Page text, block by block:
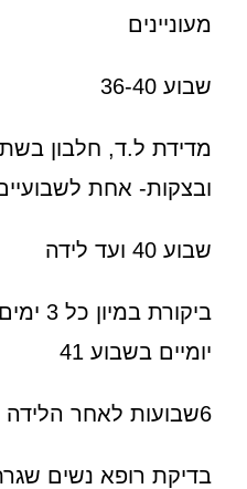
מעוניינים
שבוע 36-40
מדידת ל.ד, חלבון
ובצקות- אחת
שבוע 40 ועד לידה
יומיים בשבוע 41
6שבועות לאחר הלידה